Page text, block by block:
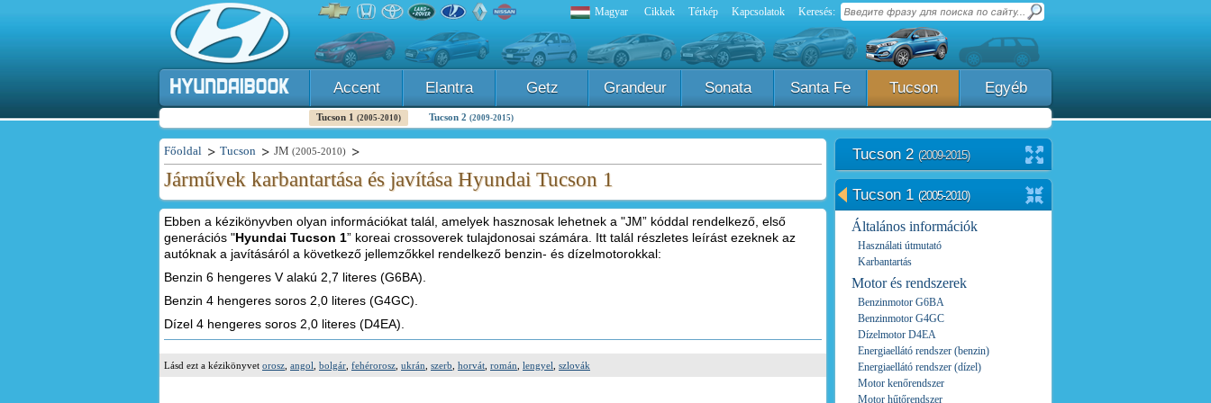
Magyar Cikkek Térkép Kapcsolatok Keresés:
Accent Elantra Getz Grandeur Sonata Santa Fe Tucson Egyéb
Tucson 1 (2005-2010) Tucson 2 (2009-2015)
Főoldal Tucson JM (2005-2010)
Járművek karbantartása és javítása Hyundai Tucson 1
Ebben a kézikönyvben olyan információkat talál, amelyek hasznosak lehetnek a "JM” kóddal rendelkező, első
generációs "Hyundai Tucson 1” koreai crossoverek tulajdonosai számára. Itt talál részletes leírást ezeknek az
autóknak a javításáról a következő jellemzőkkel rendelkező benzin- és dízelmotorokkal:
Benzin 6 hengeres V alakú 2,7 literes (G6BA).
Benzin 4 hengeres soros 2,0 literes (G4GC).
Dízel 4 hengeres soros 2,0 literes (D4EA).
Lásd ezt a kézikönyvet orosz angol bolgár fehérorosz ukrán szerb horvát román lengyel szlovák
Tucson 2 (2009-2015)
Tucson 1 (2005-2010)
Általános információk
Használati útmutató
Karbantartás
Motor és rendszerek
Benzinmotor G6BA
Benzinmotor G4GC
Dízelmotor D4EA
Energiaellátó rendszer (benzin)
Energiaellátó rendszer (dízel)
Motor kenőrendszer
Motor hűtőrendszer